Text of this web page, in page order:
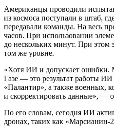
Американцы проводили
из космоса поступали в штаб,
передавали команды. На весь
часов. При использовании
до нескольких минут. При этом
том же уровне.
«Хотя ИИ и допускает
Газе — это результат работы
«Палантир», а также военных,
и скорректировать данные», —
По его словам, сегодня ИИ
дронах, таких как «Марсианин-